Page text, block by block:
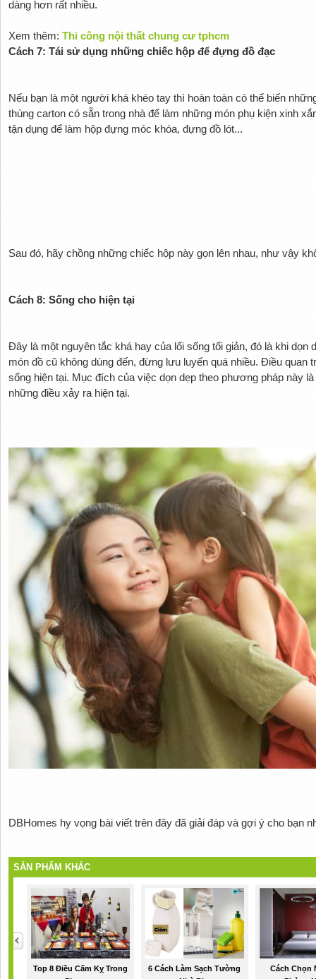
dàng hơn rất nhiều.
Xem thêm: Thi công nội thất chung cư tphcm
Cách 7: Tái sử dụng những chiếc hộp để đựng đồ đạc
Nếu bạn là một người khá khéo tay thì hoàn toàn có thể biến
thùng carton có sẵn trong nhà để làm những món phụ kiện xinh
tận dụng để làm hộp đựng móc khóa, đựng đồ lót...
Sau đó, hãy chồng những chiếc hộp này gọn lên nhau, như vậy
Cách 8: Sống cho hiện tại
Đây là một nguyên tắc khá hay của lối sống tối giản, đó là khi dọn
món đồ cũ không dùng đến, đừng lưu luyến quá nhiều. Điều quan
sống hiện tại. Mục đích của việc dọn dẹp theo phương pháp này
những điều xảy ra hiện tại.
DBHomes hy vọng bài viết trên đây đã giải đáp và gợi ý cho bạn
SẢN PHẨM KHÁC
Top 8 Điều Cấm Kỵ Trong
6 Cách Làm Sạch Tường
Cách Chọn